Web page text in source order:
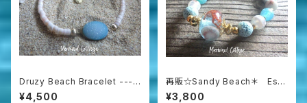
Druzy Beach Bracelet ---b
lue druzy & shell
¥4,500
再販☆Sandy Beach＊ Ess
ential Oil Diffuser Bracelet
¥3,800